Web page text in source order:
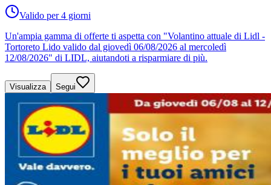
Valido per 4 giorni
Un'ampia gamma di offerte ti aspetta con "Volantino attuale di Lidl -
Tortoreto Lido valido dal giovedì 06/08/2026 al mercoledì
12/08/2026" di LIDL, aiutandoti a risparmiare di più.
Visualizza Segui